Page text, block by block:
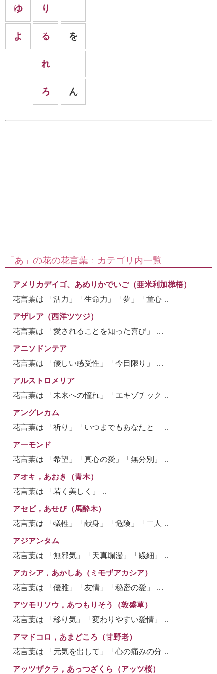
ゆ
よ
り
る
れ
ろ
を
ん
「あ」の花の花言葉：カテゴリ内一覧
アメリカデイゴ、あめりかでいご（亜米利加梯梧）
花言葉は 「活力」「生命力」「夢」「童心 …
アザレア（西洋ツツジ）
花言葉は 「愛されることを知った喜び」 …
アニソドンテア
花言葉は 「優しい感受性」「今日限り」 …
アルストロメリア
花言葉は 「未来への憧れ」「エキゾチック …
アングレカム
花言葉は 「祈り」「いつまでもあなたと一 …
アーモンド
花言葉は 「希望」「真心の愛」「無分別」 …
アオキ，あおき（青木）
花言葉は 「若く美しく」 …
アセビ，あせび（馬酔木）
花言葉は 「犠牲」「献身」「危険」「二人 …
アジアンタム
花言葉は 「無邪気」「天真爛漫」「繊細」 …
アカシア，あかしあ（ミモザアカシア）
花言葉は 「優雅」「友情」「秘密の愛」 …
アツモリソウ，あつもりそう（敦盛草）
花言葉は 「移り気」「変わりやすい愛情」 …
アマドコロ，あまどころ（甘野老）
花言葉は 「元気を出して」「心の痛みの分 …
アッツザクラ，あっつざくら（アッツ桜）